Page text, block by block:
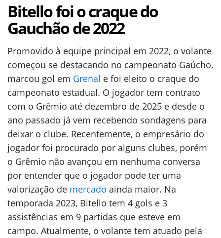
Bitello foi o craque do
Gauchão de 2022
Promovido à equipe principal em 2022, o volante
começou se destacando no campeonato Gaúcho,
marcou gol em Grenal e foi eleito o craque do
campeonato estadual. O jogador tem contrato
com o Grêmio até dezembro de 2025 e desde o
ano passado já vem recebendo sondagens para
deixar o clube. Recentemente, o empresário do
jogador foi procurado por alguns clubes, porém
o Grêmio não avançou em nenhuma conversa
por entender que o jogador pode ter uma
valorização de mercado ainda maior. Na
temporada 2023, Bitello tem 4 gols e 3
assistências em 9 partidas que esteve em
campo. Atualmente, o volante tem atuado pela